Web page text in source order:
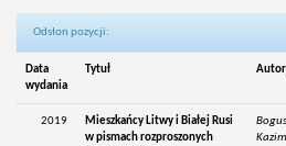
Odsłon pozycji:
Data
wydania
Tytuł
2019
Mieszkańcy Litwy i Białej Rusi
w pismach rozproszonych